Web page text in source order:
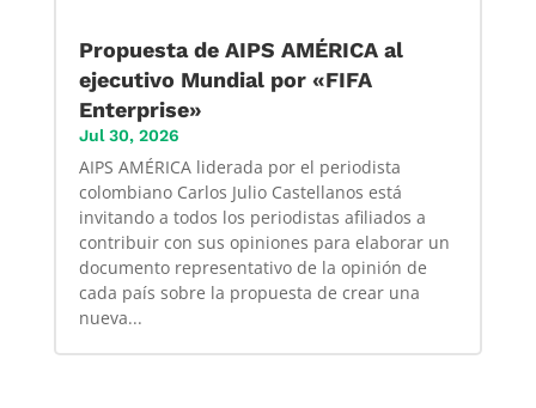
Propuesta de AIPS AMÉRICA al
ejecutivo Mundial por «FIFA
Enterprise»
Jul 30, 2026
AIPS AMÉRICA liderada por el periodista
colombiano Carlos Julio Castellanos está
invitando a todos los periodistas afiliados a
contribuir con sus opiniones para elaborar un
documento representativo de la opinión de
cada país sobre la propuesta de crear una
nueva...